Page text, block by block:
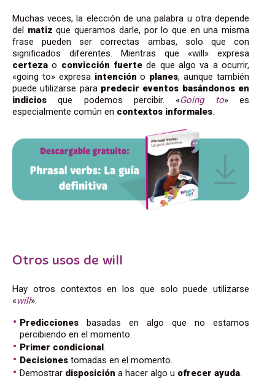
Muchas veces, la elección de una palabra u otra depende
del matiz que queramos darle, por lo que en una misma
frase pueden ser correctas ambas, solo que con
significados diferentes. Mientras que «will» expresa
certeza o convicción fuerte de que algo va a ocurrir,
«going to» expresa intención o planes, aunque también
puede utilizarse para predecir eventos basándonos en
indicios que podemos percibir. «Going to» es
especialmente común en contextos informales
Otros usos de will
Hay otros contextos en los que solo puede utilizarse
«will»:
Predicciones basadas en algo que no estamos
percibiendo en el momento.
Primer condicional.
Decisiones tomadas en el momento.
Demostrar disposición a hacer algo u ofrecer ayuda.